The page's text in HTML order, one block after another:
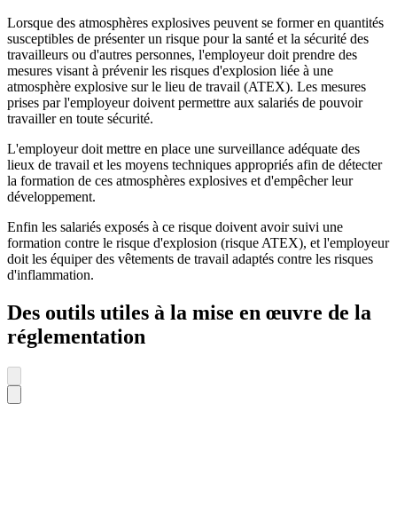
Lorsque des atmosphères explosives peuvent se former en quantités
susceptibles de présenter un risque pour la santé et la sécurité des
travailleurs ou d'autres personnes, l'employeur doit prendre des
mesures visant à prévenir les risques d'explosion liée à une
atmosphère explosive sur le lieu de travail (ATEX). Les mesures
prises par l'employeur doivent permettre aux salariés de pouvoir
travailler en toute sécurité.
L'employeur doit mettre en place une surveillance adéquate des
lieux de travail et les moyens techniques appropriés afin de détecter
la formation de ces atmosphères explosives et d'empêcher leur
développement.
Enfin les salariés exposés à ce risque doivent avoir suivi une
formation contre le risque d'explosion (risque ATEX), et l'employeur
doit les équiper des vêtements de travail adaptés contre les risques
d'inflammation.
Des outils utiles à la mise en œuvre de la
réglementation